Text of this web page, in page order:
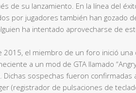
de su lanzamiento. En la línea del
por jugadores también han gozado
ha intentado aprovecharse de
2015, el miembro de un foro inició
a un mod de GTA llamado
Dichas sospechas fueron
(registrador de pulsaciones de